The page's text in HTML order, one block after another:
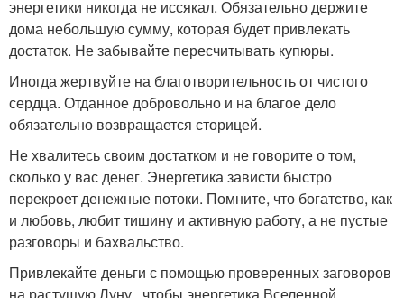
энергетики никогда не иссякал. Обязательно держите
дома небольшую сумму, которая будет привлекать
достаток. Не забывайте пересчитывать купюры.
Иногда жертвуйте на благотворительность от чистого
сердца. Отданное добровольно и на благое дело
обязательно возвращается сторицей.
Не хвалитесь своим достатком и не говорите о том,
сколько у вас денег. Энергетика зависти быстро
перекроет денежные потоки. Помните, что богатство, как
и любовь, любит тишину и активную работу, а не пустые
разговоры и бахвальство.
Привлекайте деньги с помощью проверенных заговоров
на растущую Луну , чтобы энергетика Вселенной